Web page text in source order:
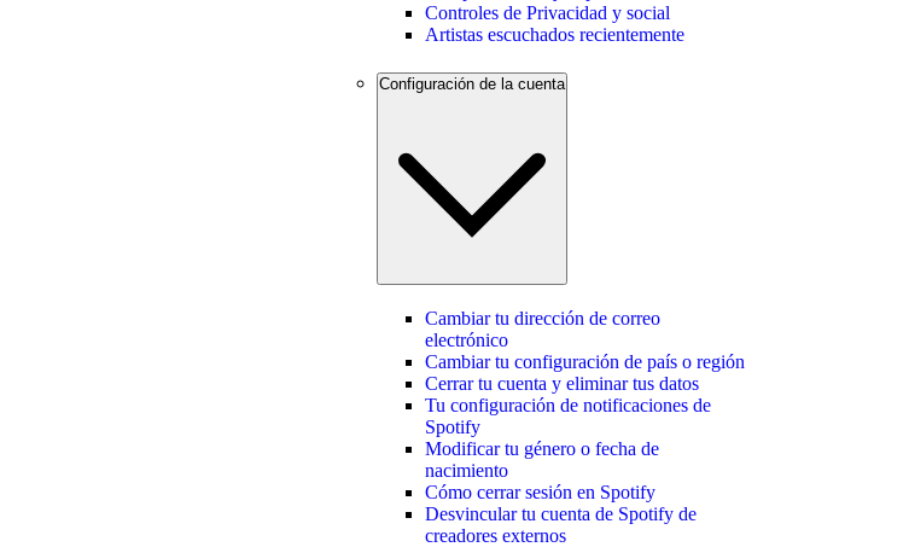
Controles de Privacidad y social
Artistas escuchados recientemente
Configuración de la cuenta
Cambiar tu dirección de correo
electrónico
Cambiar tu configuración de país o región
Cerrar tu cuenta y eliminar tus datos
Tu configuración de notificaciones de
Spotify
Modificar tu género o fecha de
nacimiento
Cómo cerrar sesión en Spotify
Desvincular tu cuenta de Spotify de
creadores externos